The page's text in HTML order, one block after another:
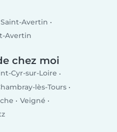
Avertin
Avertin
chez moi
Cyr-sur-Loire
lès-Tours
Veigné